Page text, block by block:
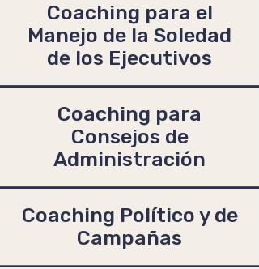
Coaching para el
Manejo de la Soledad
de los Ejecutivos
Coaching para
Consejos de
Administración
Coaching Político y de
Campañas